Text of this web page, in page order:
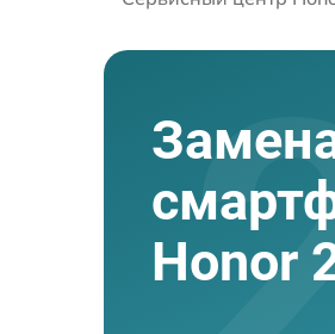
Honor